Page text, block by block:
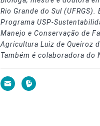
Rio Grande do Sul
Programa USP-
Manejo e Conservação de
Agricultura Luiz de Queiroz
Também é colaboradora do